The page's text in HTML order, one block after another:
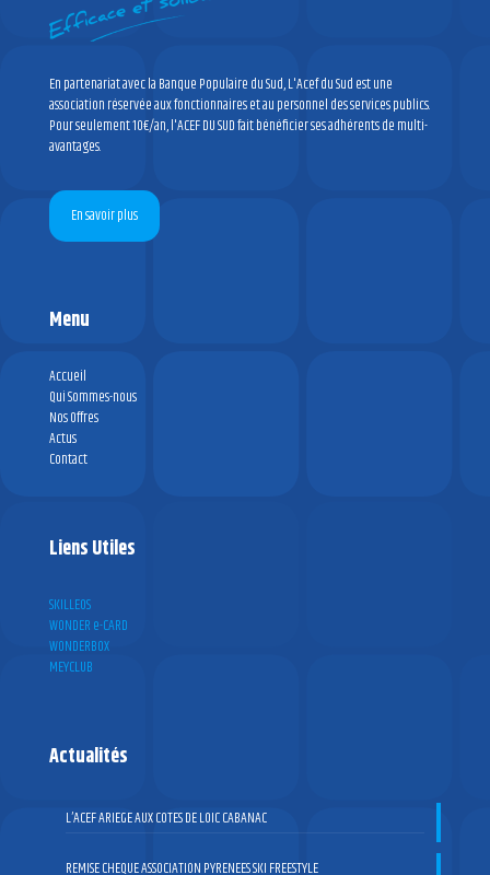
En partenariat avec la Banque Populaire du Sud, L'Acef du Sud est une
association réservée aux fonctionnaires et au personnel des services publics.
Pour seulement 10€/an, l'ACEF DU SUD fait bénéficier ses adhérents de multi-
avantages.
En savoir plus
Menu
Accueil
Qui Sommes-nous
Nos Offres
Actus
Contact
Liens Utiles
SKILLEOS
WONDER e-CARD
WONDERBOX
MEYCLUB
Actualités
L’ACEF ARIEGE AUX COTES DE LOIC CABANAC
REMISE CHEQUE ASSOCIATION PYRENEES SKI FREESTYLE